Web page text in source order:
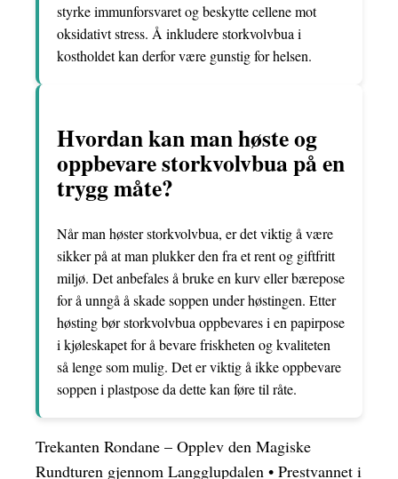
styrke immunforsvaret og beskytte cellene mot
oksidativt stress. Å inkludere storkvolvbua i
kostholdet kan derfor være gunstig for helsen.
Hvordan kan man høste og
oppbevare storkvolvbua på en
trygg måte?
Når man høster storkvolvbua, er det viktig å være
sikker på at man plukker den fra et rent og giftfritt
miljø. Det anbefales å bruke en kurv eller bærepose
for å unngå å skade soppen under høstingen. Etter
høsting bør storkvolvbua oppbevares i en papirpose
i kjøleskapet for å bevare friskheten og kvaliteten
så lenge som mulig. Det er viktig å ikke oppbevare
soppen i plastpose da dette kan føre til råte.
Trekanten Rondane – Opplev den Magiske
Rundturen gjennom Langglupdalen • Prestvannet i